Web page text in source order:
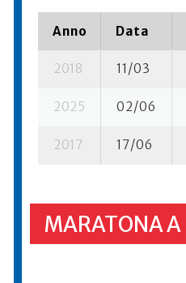
Anno Data
2018 11/03
2025 02/06
2017 17/06
MARATONA A